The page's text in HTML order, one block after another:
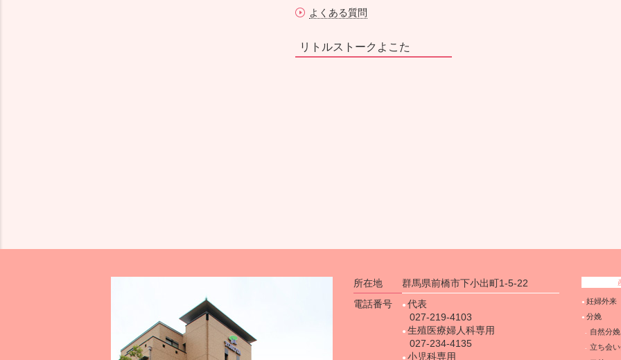
よくある質問
リトルストークよこた
所在地
群馬県前橋市下小出町1-5-22
電話番号
代表
027-219-4103
生殖医療婦人科専用
027-234-4135
小児科専用
妊婦外来
分娩
自然分娩
立ち会